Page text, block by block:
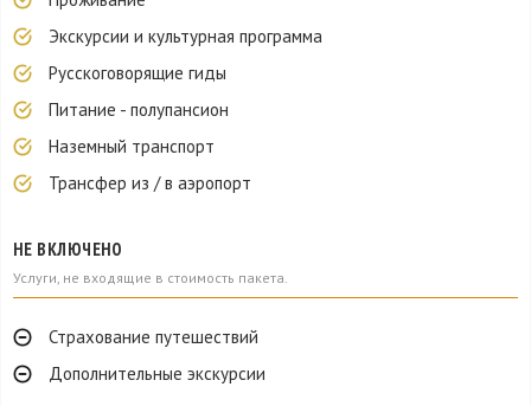
Экскурсии и культурная программа
Русскоговорящие гиды
Питание - полупансион
Наземный транспорт
Трансфер из / в аэропорт
НЕ ВКЛЮЧЕНО
Услуги, не входящие в стоимость пакета.
Страхование путешествий
Дополнительные экскурсии